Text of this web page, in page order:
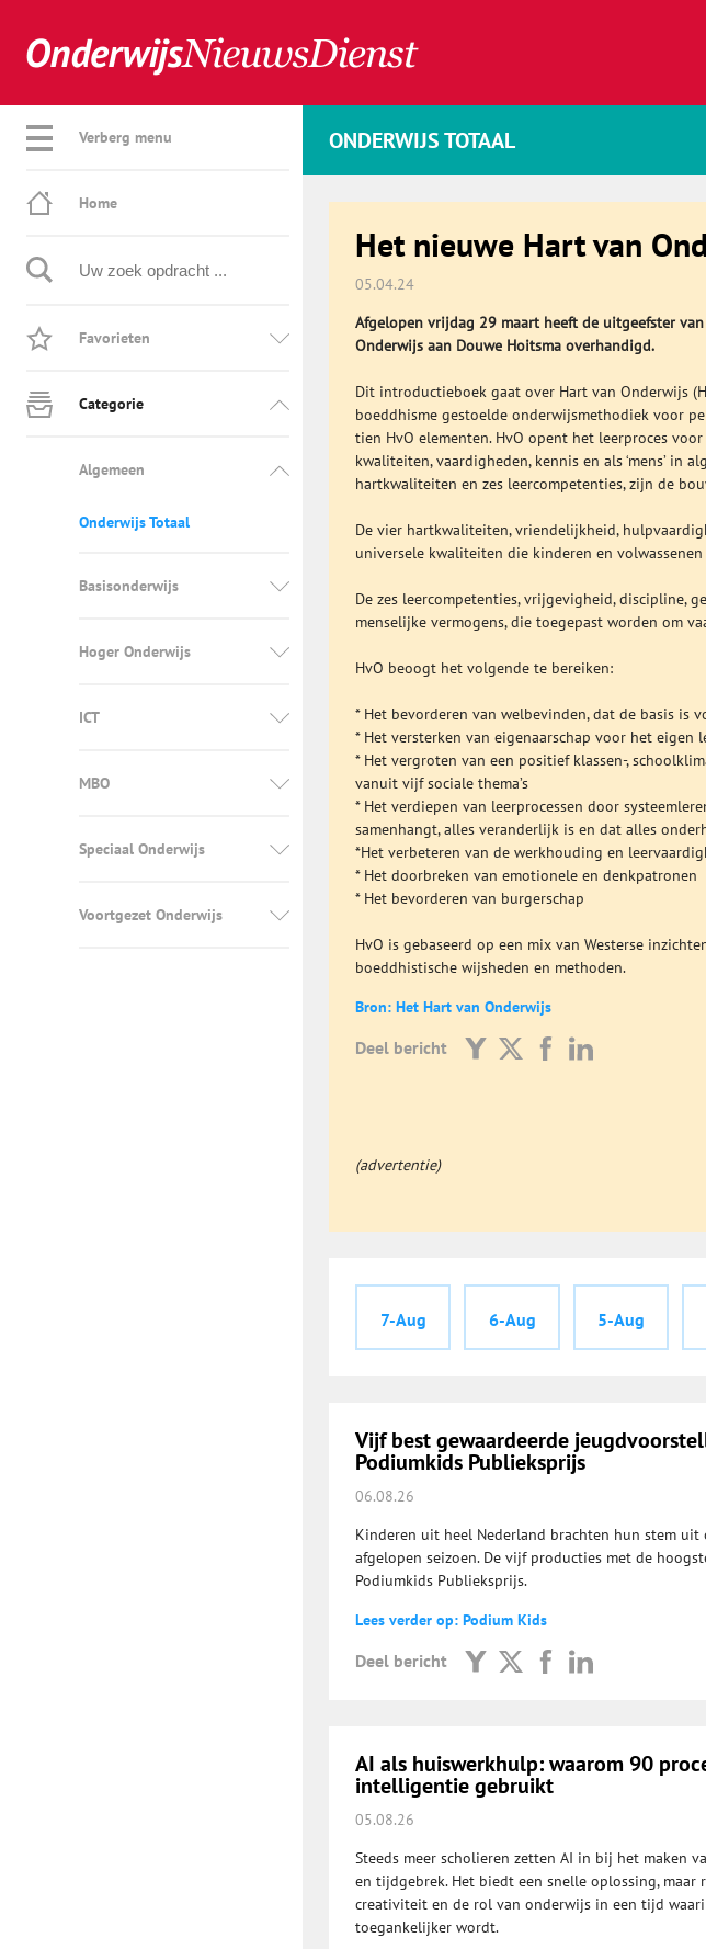
Verberg menu
Home
Favorieten
Categorie
Algemeen
Onderwijs Totaal
Basisonderwijs
Hoger Onderwijs
ICT
MBO
Speciaal Onderwijs
Voortgezet Onderwijs
ONDERWIJS TOTAAL
Het nieuwe Hart van
05.04.24
Afgelopen vrijdag 29 maart heeft de uitgeefster
Onderwijs aan Douwe Hoitsma overhandigd.
Dit introductieboek gaat over Hart van Onderwijs
boeddhisme gestoelde onderwijsmethodiek voor
tien HvO elementen. HvO opent het leerproces
kwaliteiten, vaardigheden, kennis en als ‘mens’ in
hartkwaliteiten en zes leercompetenties, zijn de
De vier hartkwaliteiten, vriendelijkheid,
universele kwaliteiten die kinderen en volwassenen
De zes leercompetenties, vrijgevigheid, discipline,
menselijke vermogens, die toegepast worden om
HvO beoogt het volgende te bereiken:
* Het bevorderen van welbevinden, dat de basis is
* Het versterken van eigenaarschap voor het eigen
* Het vergroten van een positief klassen-,
vanuit vijf sociale thema’s
* Het verdiepen van leerprocessen door
samenhangt, alles veranderlijk is en dat alles
*Het verbeteren van de werkhouding en
* Het doorbreken van emotionele en denkpatronen
* Het bevorderen van burgerschap
HvO is gebaseerd op een mix van Westerse
boeddhistische wijsheden en methoden.
Bron: Het Hart van Onderwijs
Deel bericht
(advertentie)
7-Aug 6-Aug 5-Aug
Vijf best gewaardeerde
Podiumkids Publieksprijs
06.08.26
Kinderen uit heel Nederland brachten hun stem
afgelopen seizoen. De vijf producties met de
Podiumkids Publieksprijs.
Lees verder op: Podium Kids
Deel bericht
AI als huiswerkhulp: waarom 90
intelligentie gebruikt
05.08.26
Steeds meer scholieren zetten AI in bij het maken
en tijdgebrek. Het biedt een snelle oplossing,
creativiteit en de rol van onderwijs in een tijd
toegankelijker wordt.